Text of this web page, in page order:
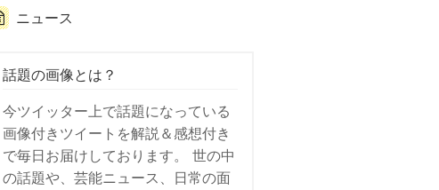
ニュース
話題の画像とは？
今ツイッター上で話題になっている
画像付きツイートを解説＆感想付き
で毎日お届けしております。 世の中
の話題や、芸能ニュース、日常の面